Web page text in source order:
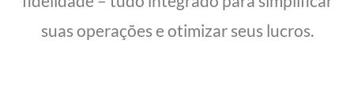
suas operações e otimizar seus lucros.